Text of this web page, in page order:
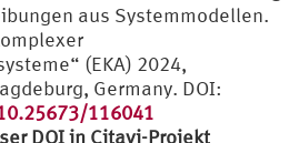
aus Systemmodellen.
(EKA) 2024,
Germany. DOI:
116041